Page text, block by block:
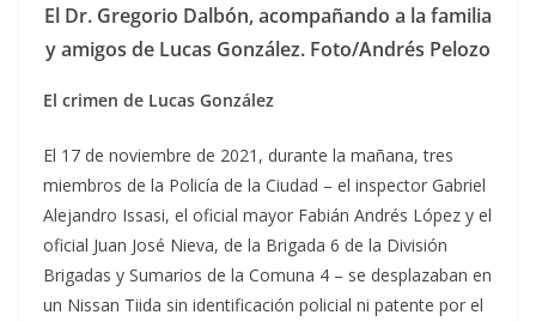
El Dr. Gregorio Dalbón, acompañando a la familia
y amigos de Lucas González. Foto/Andrés Pelozo
El crimen de Lucas González
El 17 de noviembre de 2021, durante la mañana, tres
miembros de la Policía de la Ciudad – el inspector Gabriel
Alejandro Issasi, el oficial mayor Fabián Andrés López y el
oficial Juan José Nieva, de la Brigada 6 de la División
Brigadas y Sumarios de la Comuna 4 – se desplazaban en
un Nissan Tiida sin identificación policial ni patente por el